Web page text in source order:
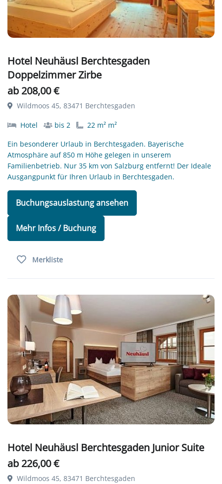
Hotel Neuhäusl Berchtesgaden
Doppelzimmer Zirbe
ab 208,00 €
Wildmoos 45, 83471 Berchtesgaden
Hotel bis 2
22 m² m²
Ein besonderer Urlaub in Berchtesgaden. Bayerische
Atmosphäre auf 850 m Höhe gelegen in unserem
Familienbetrieb. Nur 35 km von Salzburg entfernt! Der Ideale
Ausgangpunkt für Ihren Urlaub in Berchtesgaden.
Buchungsauslastung ansehen
Mehr Infos / Buchung
Merkliste
Hotel Neuhäusl Berchtesgaden Junior Suite
ab 226,00 €
Wildmoos 45, 83471 Berchtesgaden